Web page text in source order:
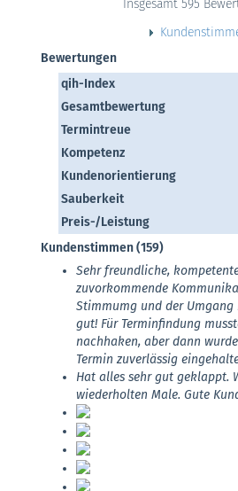
Insgesamt 595
Bewertungen
qih-Index
Gesamtbewertung
Termintreue
Kompetenz
Kundenorientierung
Sauberkeit
Preis-/Leistung
Kundenstimmen (159)
Sehr freundliche,
zuvorkommende
Stimmumg und der Umgang
gut! Für Terminfindung
nachhaken, aber dann
Termin zuverlässig
Hat alles sehr gut geklappt.
wiederholten Male. Gute